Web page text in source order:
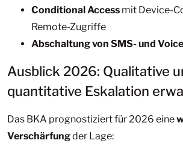
Conditional Access mit Device-
Remote-Zugriffe
Abschaltung von SMS- und
Ausblick 2026: Qualitative
quantitative Eskalation
Das BKA prognostiziert für 2026 eine
Verschärfungder Lage: